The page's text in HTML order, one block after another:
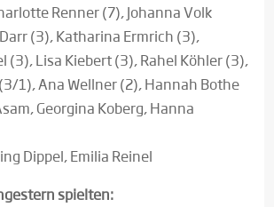
Renner (7), Johanna Volk
(3), Katharina Ermrich (3),
(3), Lisa Kiebert (3), Rahel Köhler (3),
1), Ana Wellner (2), Hannah Bothe
Georgina Koberg, Hanna
Dippel, Emilia Reinel
spielten: